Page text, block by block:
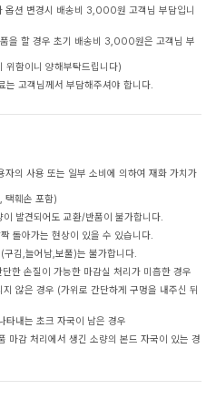
옵션 변경시 배송비 3,000원 고객님 부담입니
을 할 경우 초기 배송비 3,000원은 고객님 부
위함이니 양해부탁드립니다)
고객님께서 부담해주셔야 합니다.
의 사용 또는 일부 소비에 의하여 재화 가치가
택훼손 포함)
발견되어도 교환/반품이 불가합니다.
돌아가는 현상이 있을 수 있습니다.
김,늘어남,보풀)는 불가합니다.
한 손질이 가능한 마감실 처리가 미흡한 경우
않은 경우 (가위로 간단하게 구멍을 내주신 뒤
타내는 초크 자국이 남은 경우
마감 처리에서 생긴 소량의 본드 자국이 있는 경